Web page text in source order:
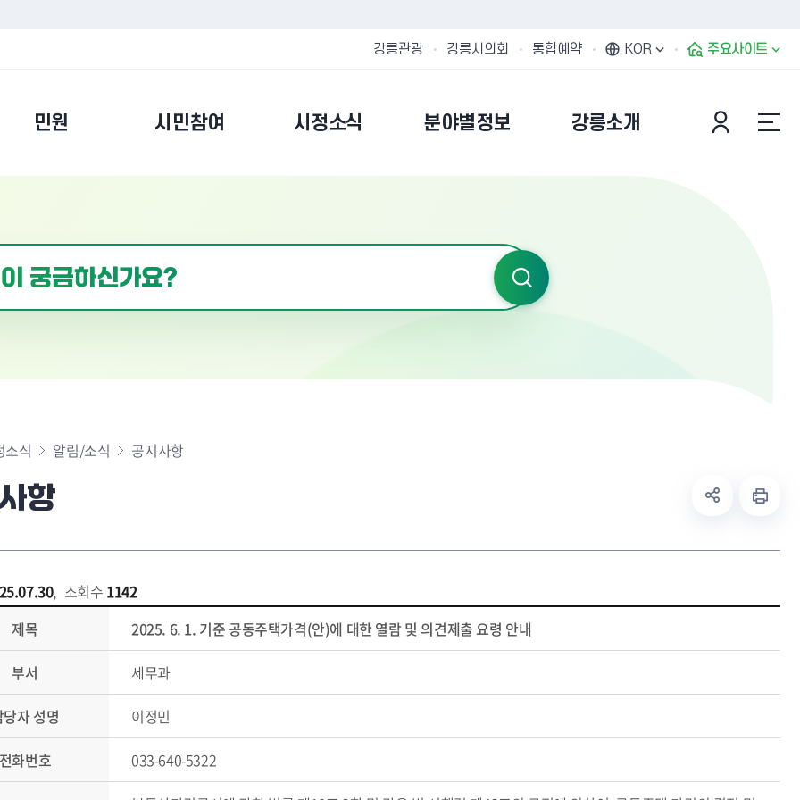
강릉관광 강릉시의회 통합예약 KOR 주요사이트
민원 시민참여 시정소식 분야별정보 강릉소개
소식 알림/소식 공지사항
항
, 조회수 1142
제목
2025. 6. 1. 기준 공동주택가격(안)에 대한 열람 및 의견제출 요령 안내
부서 세무과
자 성명 이정민
화번호 033-640-5322